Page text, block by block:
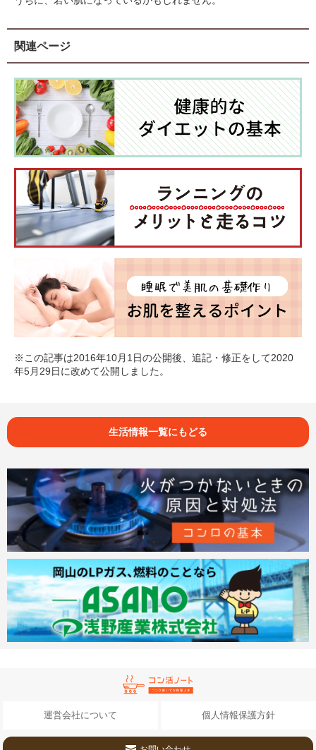
関連ページ
※この記事は2016年10月1日の公開後、追記・修正をして2020
年5月29日に改めて公開しました。
生活情報一覧にもどる
運営会社について 個人情報保護方針